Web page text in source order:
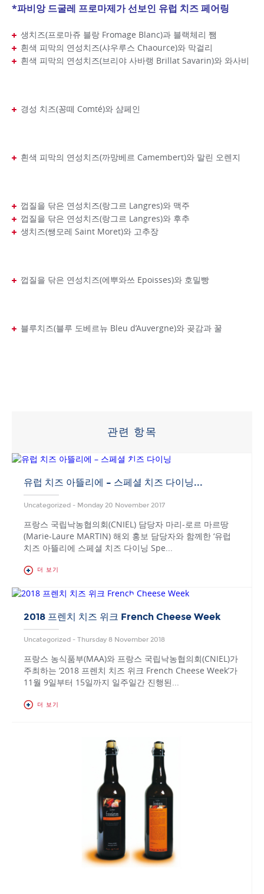
*파비앙 드굴레 프로마제가 선보인 유럽 치즈 페어링
생치즈(프로마쥬 블랑 Fromage Blanc)과 블랙체리 쨈
흰색 피막의 연성치즈(샤우루스 Chaource)와 막걸리
흰색 피막의 연성치즈(브리야 사바랭 Brillat Savarin)와 와사비
경성 치즈(꽁떼 Comté)와 샴페인
흰색 피막의 연성치즈(까망베르 Camembert)와 말린 오렌지
껍질을 닦은 연성치즈(랑그르 Langres)와 맥주
껍질을 닦은 연성치즈(랑그르 Langres)와 후추
생치즈(쌩모레 Saint Moret)와 고추장
껍질을 닦은 연성치즈(에뿌와쓰 Epoisses)와 호밀빵
블루치즈(블루 도베르뉴 Bleu d’Auvergne)와 곶감과 꿀
관련 항목
유럽 치즈 아뜰리에 – 스페셜 치즈 다이닝...
Uncategorized - Monday 20 November 2017
프랑스 국립낙농협의회(CNIEL) 담당자 마리-로르 마르땅
(Marie-Laure MARTIN) 해외 홍보 담당자와 함께한 ‘유럽
치즈 아뜰리에 스페셜 치즈 다이닝 Spe...
더 보기
2018 프렌치 치즈 위크 French Cheese Week
Uncategorized - Thursday 8 November 2018
프랑스 농식품부(MAA)와 프랑스 국립낙농협의회(CNIEL)가
주최하는 ‘2018 프렌치 치즈 위크 French Cheese Week’가
11월 9일부터 15일까지 일주일간 진행된...
더 보기